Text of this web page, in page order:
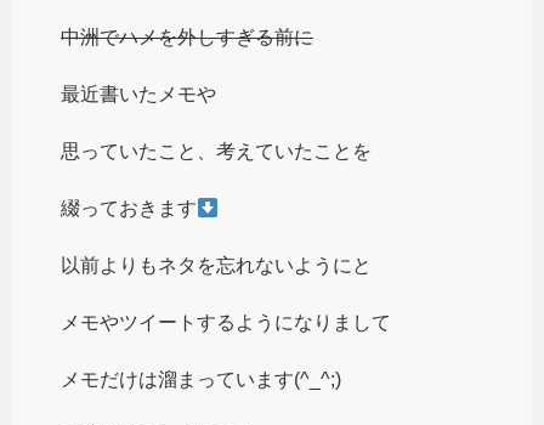
中洲でハメを外しすぎる前に
最近書いたメモや
思っていたこと、考えていたことを
綴っておきます
以前よりもネタを忘れないようにと
メモやツイートするようになりまして
メモだけは溜まっています(^_^;)